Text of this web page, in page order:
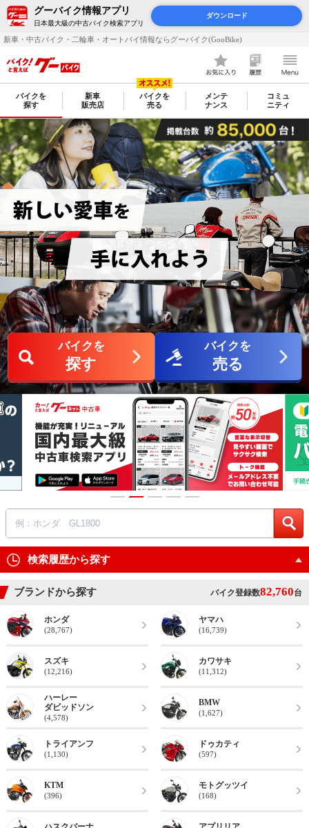
グーバイク情報アプリ
日本最大級の中古バイク検索アプリ
ダウンロード
新車・中古バイク・二輪車・オートバイ情報ならグーバイク(GooBike)
バイクを
探す
新車
販売店
バイクを
売る
メンテ
ナンス
コミュ
ニティ
バイクを
探す
バイクを
売る
検索履歴から探す
ブランドから探す バイク登録数82,760台
ホンダ
(28,767)
ヤマハ
(16,739)
スズキ
(12,216)
カワサキ
(11,312)
ハーレー
ダビッドソン
(4,578)
BMW
(1,627)
トライアンフ
(1,130)
ドゥカティ
(597)
KTM
(396)
モトグッツイ
(168)